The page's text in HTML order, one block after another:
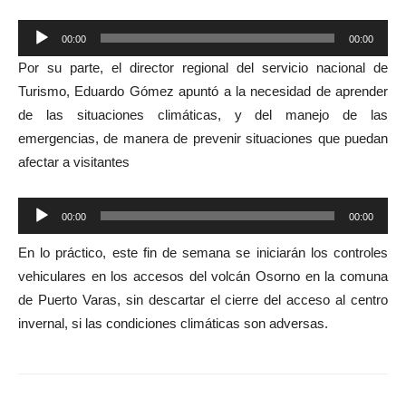
Reproductor
de
audio
00:00 00:00
Por su parte, el director regional del servicio nacional de
Turismo, Eduardo Gómez apuntó a la necesidad de aprender
de las situaciones climáticas, y del manejo de las
emergencias, de manera de prevenir situaciones que puedan
afectar a visitantes
Reproductor
de
audio
00:00 00:00
En lo práctico, este fin de semana se iniciarán los controles
vehiculares en los accesos del volcán Osorno en la comuna
de Puerto Varas, sin descartar el cierre del acceso al centro
invernal, si las condiciones climáticas son adversas.